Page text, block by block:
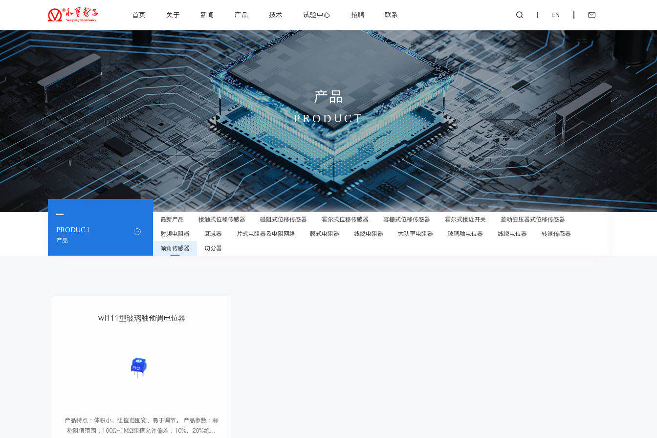
首页 关于 新闻 产品 技术 试验中心 招聘 联系  EN 
产品
PRODUCT
PRODUCT
产品

最新产品 接触式位移传感器 磁阻式位移传感器 霍尔式位移传感器 容栅式位移传感器 霍尔式接近开关
差动变压器式位移传感器
射频电阻器
衰减器 片式电阻器及电阻网络 膜式电阻器 线绕电阻器 大功率电阻器 玻璃釉电位器 线绕电位器
转速传感器
倾角传感器
功分器
WI111型玻璃釉预调电位器
产品特点：体积小、阻值范围宽、易于调节。 产品参数：标
称阻值范围：100Ω~1MΩ阻值允许偏差：10%，20%绝缘